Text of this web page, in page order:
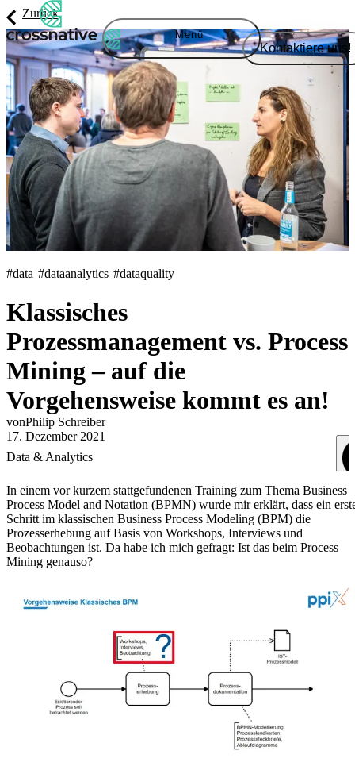
Kontaktiere uns!
Menü
Zurück
#data #dataanalytics #dataquality
Klassisches
Prozessmanagement vs. Process
Mining – auf die
Vorgehensweise kommt es an!
vonPhilip Schreiber
17. Dezember 2021
Data & Analytics
In einem vor kurzem stattgefundenen Training zum Thema Business
Process Model and Notation (BPMN) wurde mir erklärt, dass ein
Schritt im klassischen Business Process Modeling (BPM) die
Prozesserhebung auf Basis von Workshops, Interviews und
Beobachtungen ist. Da habe ich mich gefragt: Ist das beim Process
Mining genauso?